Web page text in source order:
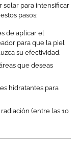
solar para intensificar
pasos:
de aplicar el
para que la piel
su efectividad.
que deseas
hidratantes para
(entre las 10